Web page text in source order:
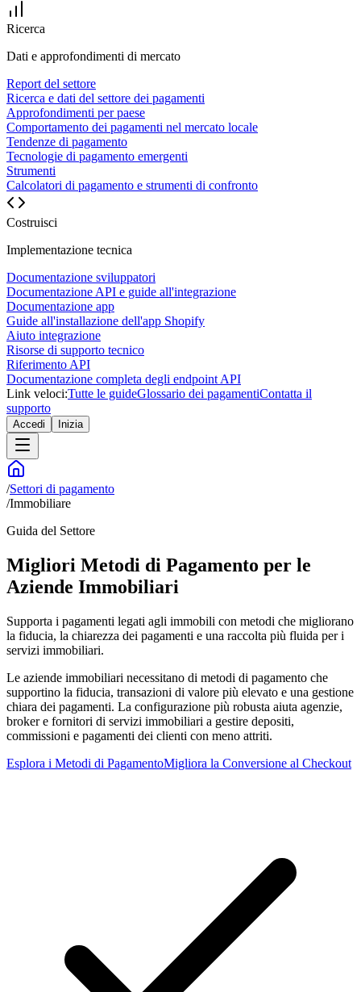
Ricerca
Dati e approfondimenti di mercato
Report del settore
Ricerca e dati del settore dei pagamenti
Approfondimenti per paese
Comportamento dei pagamenti nel mercato locale
Tendenze di pagamento
Tecnologie di pagamento emergenti
Strumenti
Calcolatori di pagamento e strumenti di confronto
Costruisci
Implementazione tecnica
Documentazione sviluppatori
Documentazione API e guide all'integrazione
Documentazione app
Guide all'installazione dell'app Shopify
Aiuto integrazione
Risorse di supporto tecnico
Riferimento API
Documentazione completa degli endpoint API
Link veloci:Tutte le guideGlossario dei pagamentiContatta il
supporto
Accedi Inizia
/Settori di pagamento
/Immobiliare
Guida del Settore
Migliori Metodi di Pagamento per le
Aziende Immobiliari
Supporta i pagamenti legati agli immobili con metodi che migliorano
la fiducia, la chiarezza dei pagamenti e una raccolta più fluida per i
servizi immobiliari.
Le aziende immobiliari necessitano di metodi di pagamento che
supportino la fiducia, transazioni di valore più elevato e una gestione
chiara dei pagamenti. La configurazione più robusta aiuta agenzie,
broker e fornitori di servizi immobiliari a gestire depositi,
commissioni e pagamenti dei clienti con meno attriti.
Esplora i Metodi di PagamentoMigliora la Conversione al Checkout